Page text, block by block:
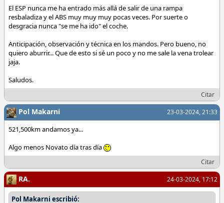
El ESP nunca me ha entrado más allá de salir de una rampa
resbaladiza y el ABS muy muy muy pocas veces. Por suerte o
desgracia nunca "se me ha ido" el coche.
Anticipación, observación y técnica en los mandos. Pero bueno, no
quiero aburrir... Que de esto si sé un poco y no me sale la vena trolear
jaja.
Saludos.
Citar
23-03-2024, 21:33
Pol Makarni
521,500km andamos ya...
Algo menos Novato día tras día
Citar
24-03-2024, 17:12
RA.
Pol Makarni escribió: